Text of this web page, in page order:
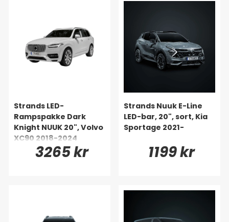
Strands LED-
Rampspakke Dark
Knight NUUK 20", Volvo
XC90 2018-2024
3265 kr
Strands Nuuk E-Line
LED-bar, 20", sort, Kia
Sportage 2021-
1199 kr